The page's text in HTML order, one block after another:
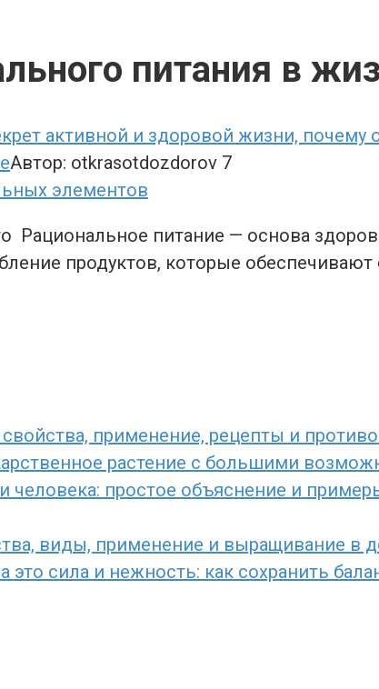
питания в
активной и здоровой жизни, почему
Автор: otkrasotdozdorov 7
Рациональное питание — основа
продуктов, которые
применение, рецепты и
растение с большими
человека: простое объяснение и
виды, применение и выращивание в
сила и нежность: как сохранить